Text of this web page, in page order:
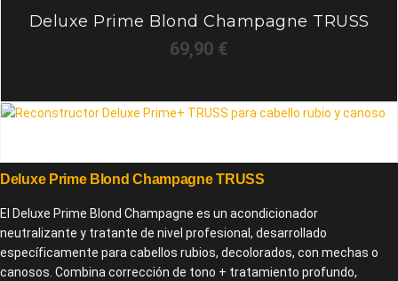
Deluxe Prime Blond Champagne TRUSS
69,90 €
Deluxe Prime Blond Champagne TRUSS
El Deluxe Prime Blond Champagne es un acondicionador
neutralizante y tratante de nivel profesional, desarrollado
específicamente para cabellos rubios, decolorados, con mechas o
canosos. Combina corrección de tono + tratamiento profundo,